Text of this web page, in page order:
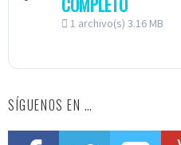
1 archivo(s) 3.16 MB
SÍGUENOS EN …